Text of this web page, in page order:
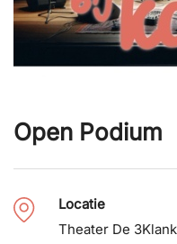
Open Podium
Locatie
Theater De